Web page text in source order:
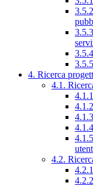
4. Ricerca
4.1.
4.2.